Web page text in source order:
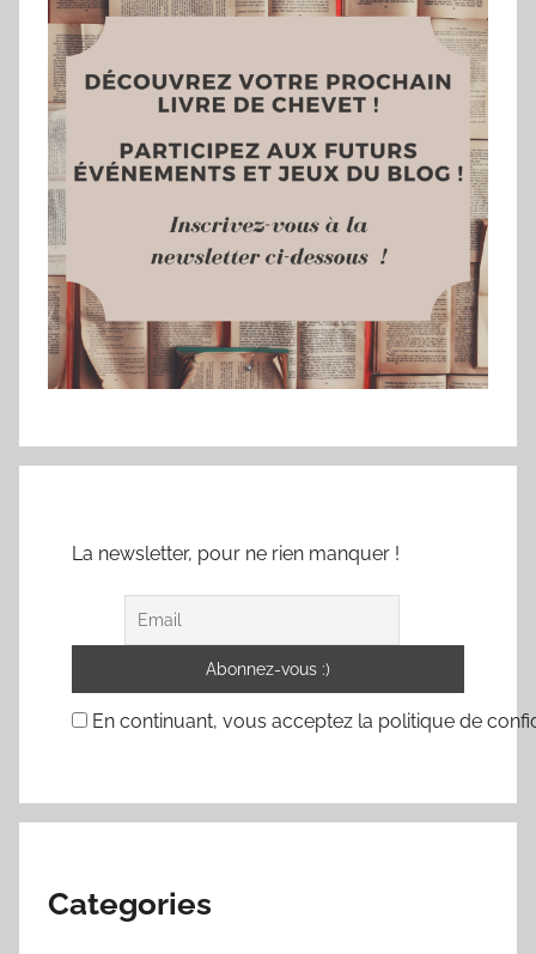
La newsletter, pour ne rien manquer !
En continuant, vous acceptez la politique de
Categories